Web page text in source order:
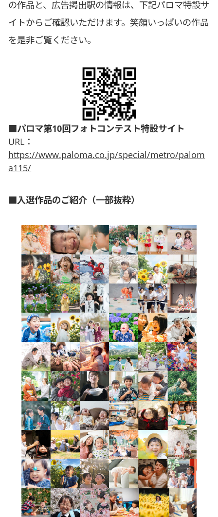
の作品と、広告掲出駅の情報は、下記パロマ特設サ
イトからご確認いただけます。笑顔いっぱいの作品
を是非ご覧ください。
■パロマ第10回フォトコンテスト特設サイト
URL：
https://www.paloma.co.jp/special/metro/palom
a115/
■入選作品のご紹介（一部抜粋）